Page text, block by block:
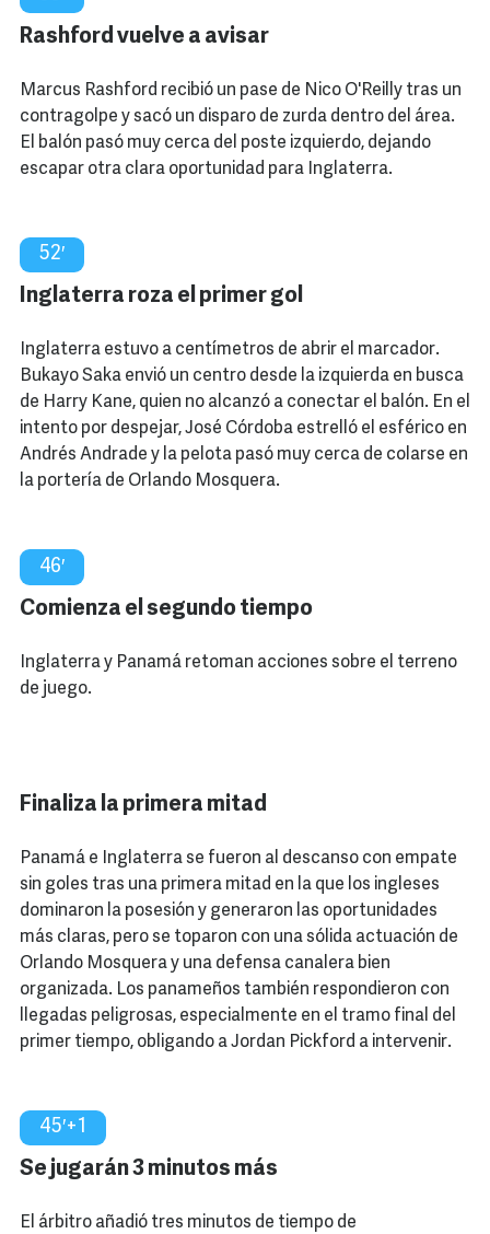
Rashford vuelve a avisar
Marcus Rashford recibió un pase de Nico O'Reilly tras un
contragolpe y sacó un disparo de zurda dentro del área.
El balón pasó muy cerca del poste izquierdo, dejando
escapar otra clara oportunidad para Inglaterra.
52′
Inglaterra roza el primer gol
Inglaterra estuvo a centímetros de abrir el marcador.
Bukayo Saka envió un centro desde la izquierda en busca
de Harry Kane, quien no alcanzó a conectar el balón. En el
intento por despejar, José Córdoba estrelló el esférico en
Andrés Andrade y la pelota pasó muy cerca de colarse en
la portería de Orlando Mosquera.
46′
Comienza el segundo tiempo
Inglaterra y Panamá retoman acciones sobre el terreno
de juego.
Finaliza la primera mitad
Panamá e Inglaterra se fueron al descanso con empate
sin goles tras una primera mitad en la que los ingleses
dominaron la posesión y generaron las oportunidades
más claras, pero se toparon con una sólida actuación de
Orlando Mosquera y una defensa canalera bien
organizada. Los panameños también respondieron con
llegadas peligrosas, especialmente en el tramo final del
primer tiempo, obligando a Jordan Pickford a intervenir.
45′+1
Se jugarán 3 minutos más
El árbitro añadió tres minutos de tiempo de